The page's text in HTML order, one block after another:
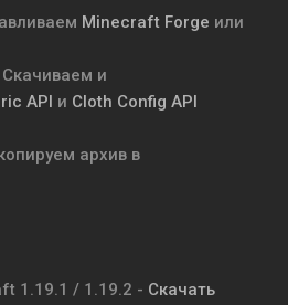
Minecraft Forge или
Скачиваем и
API и Cloth Config API
архив в
1.19.1 / 1.19.2 - Скачать